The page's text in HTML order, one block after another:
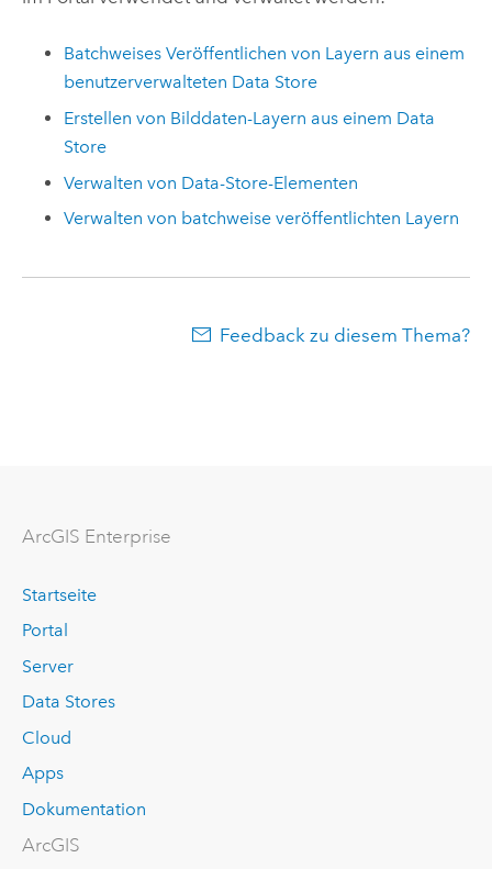
Batchweises Veröffentlichen von Layern aus einem
benutzerverwalteten Data Store
Erstellen von Bilddaten-Layern aus einem Data
Store
Verwalten von Data-Store-Elementen
Verwalten von batchweise veröffentlichten Layern
Feedback zu diesem Thema?
ArcGIS Enterprise
Startseite
Portal
Server
Data Stores
Cloud
Apps
Dokumentation
ArcGIS